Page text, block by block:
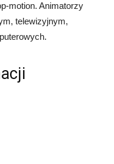
motion. Animatorzy
telewizyjnym,